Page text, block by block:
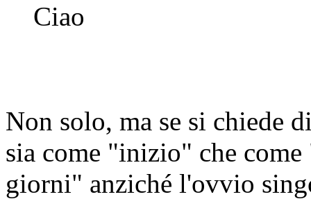
Ciao
Non solo, ma se si chiede
sia come "inizio" che
giorni" anziché l'ovvio